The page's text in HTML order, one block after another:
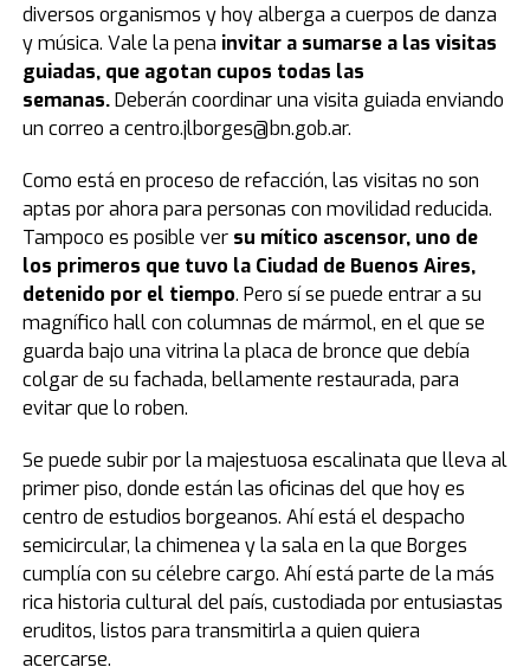
diversos organismos y hoy alberga a cuerpos de danza
y música. Vale la pena invitar a sumarse a las visitas
guiadas, que agotan cupos todas las
semanas.Deberán coordinar una visita guiada enviando
un correo a centro.jlborges@bn.gob.ar.
Como está en proceso de refacción, las visitas no son
aptas por ahora para personas con movilidad reducida.
Tampoco es posible ver su mítico ascensor, uno de
los primeros que tuvo la Ciudad de Buenos Aires,
detenido por el tiempo. Pero sí se puede entrar a su
magnífico hall con columnas de mármol, en el que se
guarda bajo una vitrina la placa de bronce que debía
colgar de su fachada, bellamente restaurada, para
evitar que lo roben.
Se puede subir por la majestuosa escalinata que lleva al
primer piso, donde están las oficinas del que hoy es
centro de estudios borgeanos. Ahí está el despacho
semicircular, la chimenea y la sala en la que Borges
cumplía con su célebre cargo. Ahí está parte de la más
rica historia cultural del país, custodiada por entusiastas
eruditos, listos para transmitirla a quien quiera
acercarse.